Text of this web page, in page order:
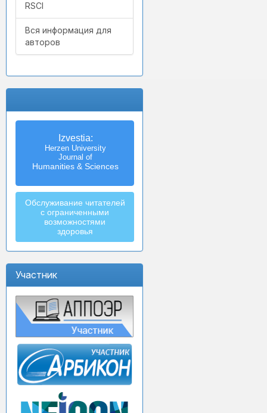
RSCI
Вся информация для
авторов
Izvestia:
Herzen University
Journal of
Humanities & Sciences
Обслуживание читателей
с ограниченными
возможностями
здоровья
Участник